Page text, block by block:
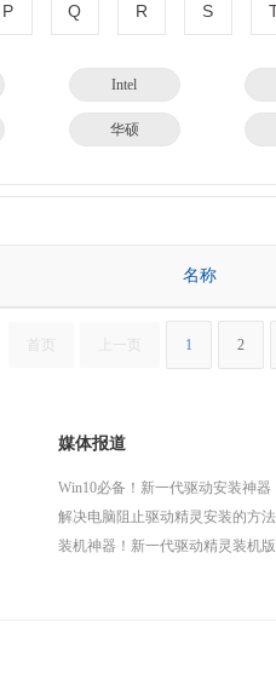
P Q R S
Intel
华硕
名称
首页 上一页 1 2
媒体报道
Win10必备！新一代驱动安装神器
解决电脑阻止驱动精灵安装的方法
装机神器！新一代驱动精灵装机